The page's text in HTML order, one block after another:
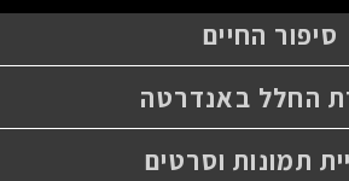
סיפור החיים
החלל באנדרטה
תמונות וסרטים